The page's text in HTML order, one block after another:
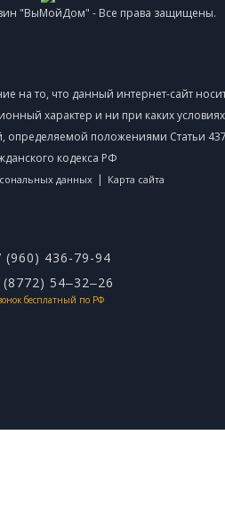
"ВыМойДом" - Все права защищены.
на то, что данный интернет-сайт
характер и ни при каких
определяемой положениями Статьи
кодекса РФ
данных | Карта сайта
(960) 436-79-94
(8772) 54‒32‒26
бесплатный по РФ